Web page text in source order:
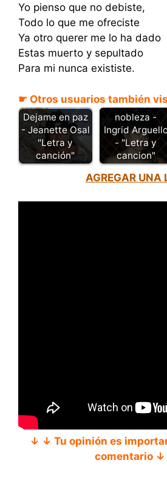
Yo pienso que no debiste,
Todo lo que me ofreciste
Ya otro querer me lo ha dado
Estas muerto y sepultado
Para mi nunca exististe.
☛ Otros usuarios también
Dejame en paz
- Jeanette Osal
"Letra y
canción"
Se me acabo
nobleza -
Ingrid
- "Letra y
cancion"
AGREGAR UNA
↓ ↓ Tu opinión es
comentario